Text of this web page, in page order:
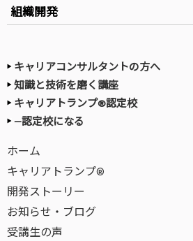
組織開発
キャリアコンサルタントの方へ
知識と技術を磨く講座
キャリアトランプ®認定校
—認定校になる
ホーム
キャリアトランプ®
開発ストーリー
お知らせ・ブログ
受講生の声